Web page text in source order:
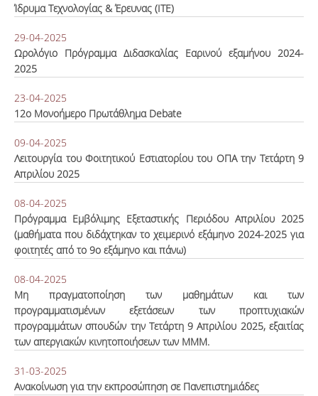
Ίδρυμα Τεχνολογίας & Έρευνας (ΙΤΕ)
29-04-2025
Ωρολόγιο Πρόγραμμα Διδασκαλίας Εαρινού εξαμήνου 2024-
2025
23-04-2025
12ο Μονοήμερο Πρωτάθλημα Debate
09-04-2025
Λειτουργία του Φοιτητικού Εστιατορίου του ΟΠΑ την Τετάρτη 9
Απριλίου 2025
08-04-2025
Πρόγραμμα Εμβόλιμης Εξεταστικής Περιόδου Απριλίου 2025
(μαθήματα που διδάχτηκαν το χειμερινό εξάμηνο 2024-2025 για
φοιτητές από το 9ο εξάμηνο και πάνω)
08-04-2025
Μη πραγματοποίηση των μαθημάτων και των
προγραμματισμένων εξετάσεων των προπτυχιακών
προγραμμάτων σπουδών την Τετάρτη 9 Απριλίου 2025, εξαιτίας
των απεργιακών κινητοποιήσεων των ΜΜΜ.
31-03-2025
Ανακοίνωση για την εκπροσώπηση σε Πανεπιστημιάδες